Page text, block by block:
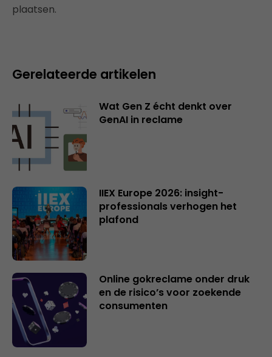
plaatsen.
Gerelateerde artikelen
Wat Gen Z écht denkt over
GenAI in reclame
IIEX Europe 2026: insight-
professionals verhogen het
plafond
Online gokreclame onder druk
en de risico’s voor zoekende
consumenten